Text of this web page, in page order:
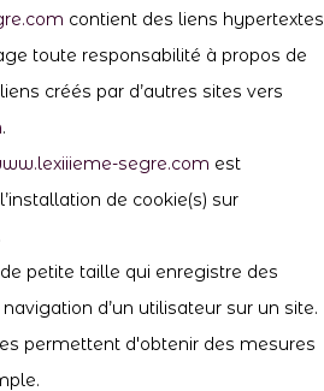
contient des liens hypertextes
toute responsabilité à propos de
créés par d’autres sites vers
.
segre.com est
de cookie(s) sur
petite taille qui enregistre des
d’un utilisateur sur un site.
permettent d'obtenir des mesures